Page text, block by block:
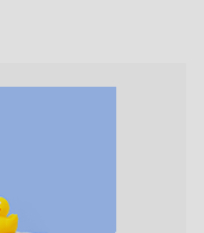
of
kappers
föhnen en kleuren,
invlechten,
een